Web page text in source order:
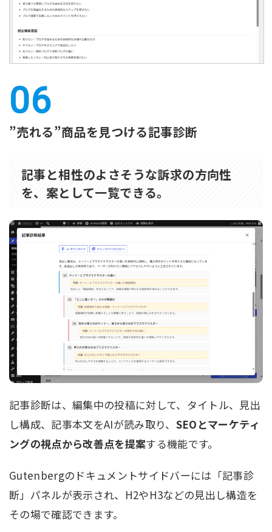
”売れる”商品を見つける記事診断
記事と相性のよさそうな訴求の方向性
を、案として一覧できる。
記事診断は、編集中の投稿に対して、タイトル、見出
し構成、記事本文をAIが読み取り、 SEOとマーケティ
ングの視点から改善点を提案する機能です。
Gutenbergのドキュメントサイドバーには「記事診
断」パネルが表示され、H2やH3などの見出し構造を
その場で確認できます。